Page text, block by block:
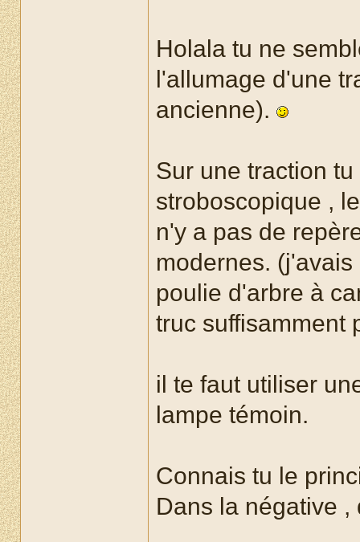
Holala tu ne
l'allumage d'une
ancienne).
Sur une traction
stroboscopique ,
n'y a pas de
modernes.
poulie d'arbre à
truc suffisamment
il te faut utiliser
lampe témoin.
Connais tu le
Dans la négative